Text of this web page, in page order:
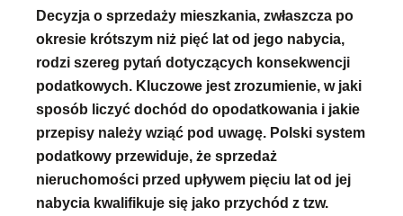
Decyzja o sprzedaży mieszkania, zwłaszcza po
okresie krótszym niż pięć lat od jego nabycia,
rodzi szereg pytań dotyczących konsekwencji
podatkowych. Kluczowe jest zrozumienie, w jaki
sposób liczyć dochód do opodatkowania i jakie
przepisy należy wziąć pod uwagę. Polski system
podatkowy przewiduje, że sprzedaż
nieruchomości przed upływem pięciu lat od jej
nabycia kwalifikuje się jako przychód z tzw.